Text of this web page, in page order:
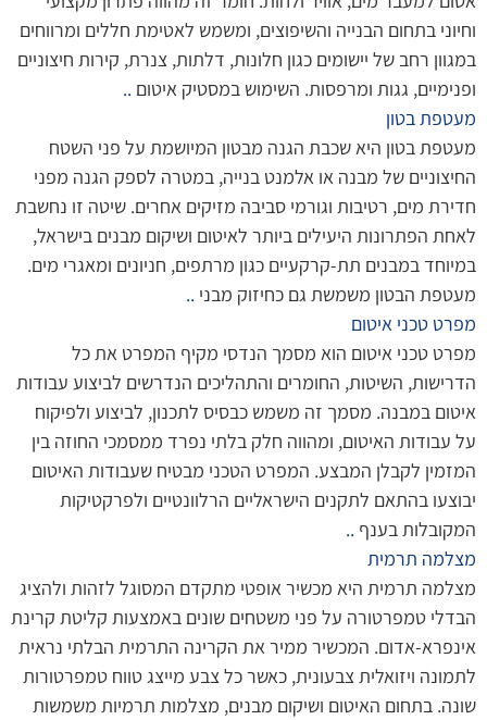
וחיוני בתחום הבנייה והשיפוצים, ומשמש לאטימת חללים ומרווחים
במגוון רחב של יישומים כגון חלונות, דלתות, צנרת, קירות חיצוניים
ופנימיים, גגות ומרפסות. השימוש במסטיק איטום ..
מעטפת בטון
מעטפת בטון היא שכבת הגנה מבטון המיושמת על פני השטח
החיצוניים של מבנה או אלמנט בנייה, במטרה לספק הגנה מפני
חדירת מים, רטיבות וגורמי סביבה מזיקים אחרים. שיטה זו נחשבת
לאחת הפתרונות היעילים ביותר לאיטום ושיקום מבנים בישראל,
במיוחד במבנים תת-קרקעיים כגון מרתפים, חניונים ומאגרי מים.
מעטפת הבטון משמשת גם כחיזוק מבני ..
מפרט טכני איטום
מפרט טכני איטום הוא מסמך הנדסי מקיף המפרט את כל
הדרישות, השיטות, החומרים והתהליכים הנדרשים לביצוע עבודות
איטום במבנה. מסמך זה משמש כבסיס לתכנון, לביצוע ולפיקוח
על עבודות האיטום, ומהווה חלק בלתי נפרד ממסמכי החוזה בין
המזמין לקבלן המבצע. המפרט הטכני מבטיח שעבודות האיטום
יבוצעו בהתאם לתקנים הישראליים הרלוונטיים ולפרקטיקות
המקובלות בענף ..
מצלמה תרמית
מצלמה תרמית היא מכשיר אופטי מתקדם המסוגל לזהות ולהציג
הבדלי טמפרטורה על פני משטחים שונים באמצעות קליטת קרינת
אינפרא-אדום. המכשיר ממיר את הקרינה התרמית הבלתי נראית
לתמונה ויזואלית צבעונית, כאשר כל צבע מייצג טווח טמפרטורות
שונה. בתחום האיטום ושיקום מבנים, מצלמות תרמיות משמשות